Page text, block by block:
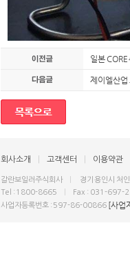
일본
제이엘산업
회사소개 고객센터 이용약관
갈란보일러주식회사
경기 용인시 처
Tel : 1800-8665
Fax : 031-697-
사업자등록번호 : 597-86-00866 [사업